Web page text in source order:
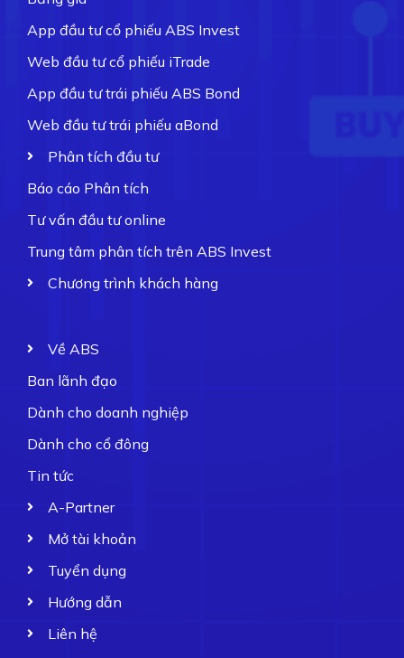
App đầu tư cổ phiếu ABS Invest
Web đầu tư cổ phiếu iTrade
App đầu tư trái phiếu ABS Bond
Web đầu tư trái phiếu aBond
Phân tích đầu tư
Báo cáo Phân tích
Tư vấn đầu tư online
Trung tâm phân tích trên ABS Invest
Chương trình khách hàng
Về ABS
Ban lãnh đạo
Dành cho doanh nghiệp
Dành cho cổ đông
Tin tức
A-Partner
Mở tài khoản
Tuyển dụng
Hướng dẫn
Liên hệ